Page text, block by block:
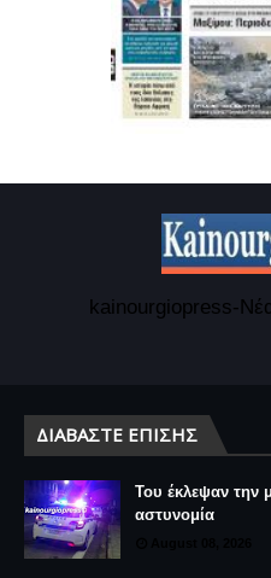
kainourgiopress-
ΔΙΑΒΆΣΤΕ ΕΠΊΣΗΣ
Του έκλεψαν την
αστυνομία